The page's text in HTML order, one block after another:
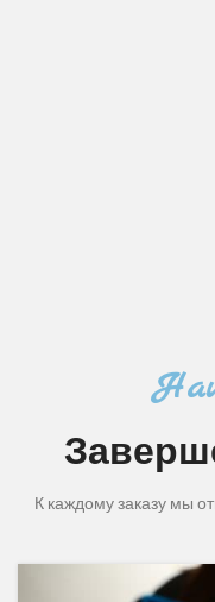
К каждому заказу мы